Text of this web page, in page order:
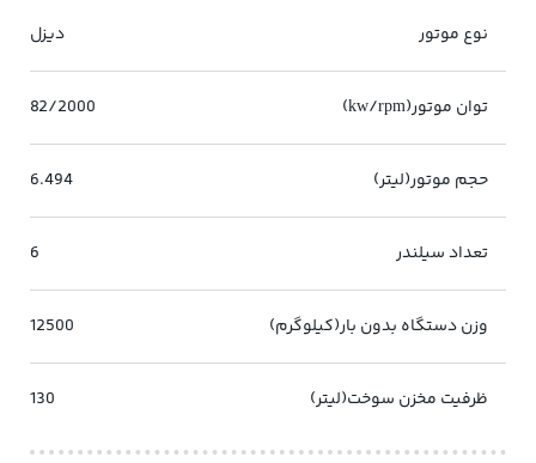
نوع موتور دیزل
توان موتور(kw/rpm) 82/2000
حجم موتور(لیتر) 6.494
تعداد سیلندر 6
وزن دستگاه بدون بار(کیلوگرم) 12500
ظرفیت مخزن سوخت(لیتر) 130